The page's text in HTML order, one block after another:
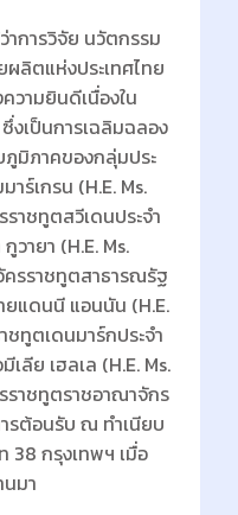
การวิจัย นวัตกรรม
ลิตแห่งประเทศไทย
ามยินดีเนื่องใน
งเป็นการเฉลิมฉลอง
ภูมิภาคของกลุ่มประ
ร์เกรน (H.E. Ms.
าชทูตสวีเดนประจํา
วายา (H.E. Ms.
รราชทูตสาธารณรัฐ
ยแดนนี แอนนัน (H.E.
ชทูตเดนมาร์กประจํา
เลีย เฮลเล (H.E. Ms.
าชทูตราชอาณาจักร
ารต้อนรับ ณ ทําเนียบ
38 กรุงเทพฯ เมื่อ
มา